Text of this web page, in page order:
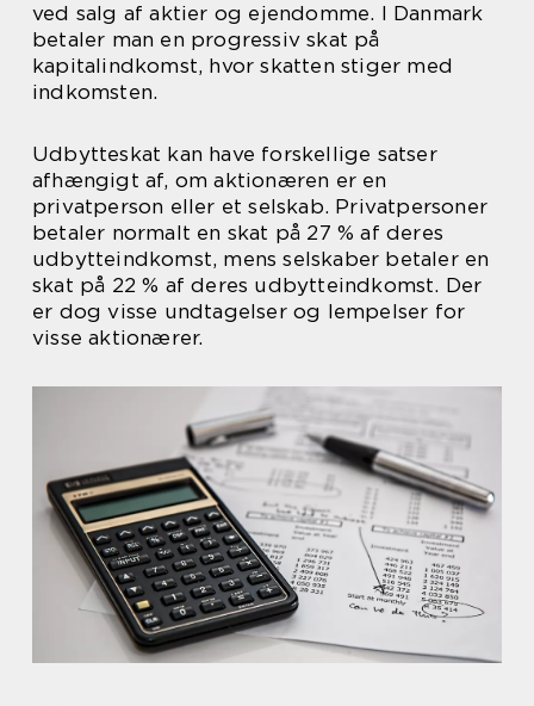
ved salg af aktier og ejendomme. I Danmark
betaler man en progressiv skat på
kapitalindkomst, hvor skatten stiger med
indkomsten.
Udbytteskat kan have forskellige satser
afhængigt af, om aktionæren er en
privatperson eller et selskab. Privatpersoner
betaler normalt en skat på 27 % af deres
udbytteindkomst, mens selskaber betaler en
skat på 22 % af deres udbytteindkomst. Der
er dog visse undtagelser og lempelser for
visse aktionærer.